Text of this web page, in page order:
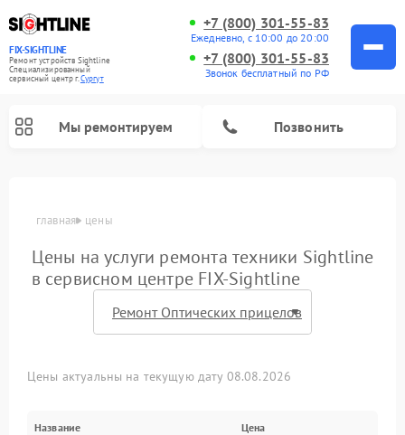
FIX-SIGHTLINE
Ремонт устройств Sightline
Специализированный
cервисный центр г.Сургут
+7 (800) 301-55-83
Ежедневно, с 10:00 до 20:00
+7 (800) 301-55-83
Звонок бесплатный по РФ
Мы ремонтируем Позвонить
главная цены
Цены на услуги ремонта техники Sightline
в сервисном центре FIX-Sightline
Цены актуальны на текущую дату 08.08.2026
Название Цена